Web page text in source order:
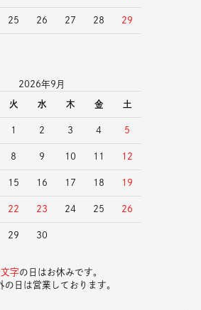
25 26 27 28 29
2026年9月
火 水 木 金 土
1 2 3 4 5
8 9 10 11 12
15 16 17 18 19
22 23 24 25 26
29 30
字の日はお休みです。
の日は営業しております。